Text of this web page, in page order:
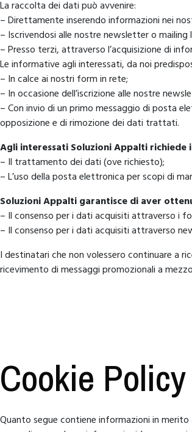
La raccolta dei dati può avvenire:
– Direttamente inserendo informazioni nei
– Iscrivendosi alle nostre newsletter o mailing
– Presso terzi, attraverso l’acquisizione di
Le informative agli interessati, da noi
– In calce ai nostri form in rete;
– In occasione dell’iscrizione alle nostre
– Con invio di un primo messaggio di posta
opposizione e di rimozione dei dati trattati.
Agli interessati Soluzioni Appalti richiede
– Il trattamento dei dati (ove richiesto);
– L’uso della posta elettronica per scopi di
Soluzioni Appalti garantisce di aver
– Il consenso per i dati acquisiti attraverso i
– Il consenso per i dati acquisiti attraverso
I destinatari che non volessero continuare a
ricevimento di messaggi promozionali a
Cookie Policy
Quanto segue contiene informazioni in